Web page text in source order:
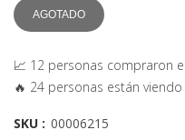
AGOTADO
📈 12 personas compraron
🔥 24 personas están
SKU : 00006215